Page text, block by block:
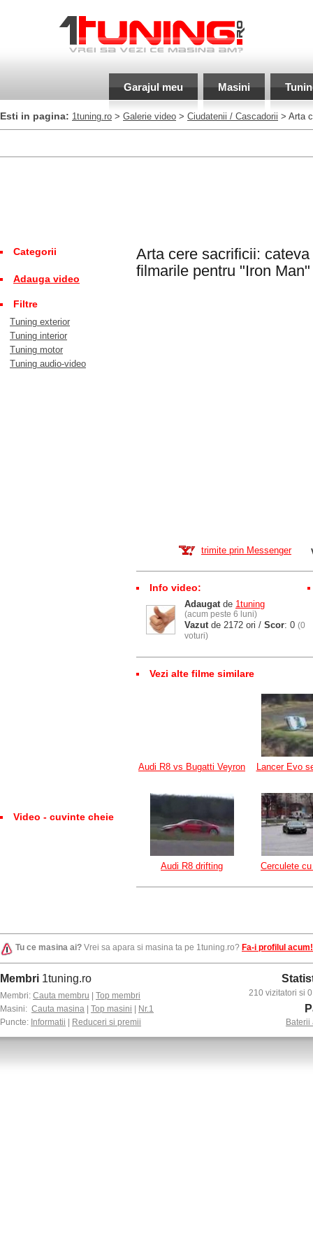
Garajul meu Masini
Esti in pagina: 1tuning.ro > Galerie video > Ciudatenii / Cascadorii > Arta
Categorii
Adauga video
Filtre
Tuning exterior
Tuning interior
Tuning motor
Tuning audio-video
Video - cuvinte cheie
Arta cere sacrificii:
filmarile pentru "Iron Man"
trimite prin Messenger
Info video:
Adaugatde 1tuning
(acum peste 6 luni)
Vazutde 2172 ori / Scor: 0 (0
voturi)
Vezi alte filme similare
Audi R8 vs Bugatti Veyron Lancer Evo
Audi R8 drifting Cerculete
Tu ce masina ai? Vrei sa apara si masina ta pe 1tuning.ro? Fa-i profilul acum!
Membri 1tuning.ro
Membri: Cauta membru
Top membri
Masini: Cauta masina Top masini
Nr.1
Puncte: Informatii Reduceri si premii
210 vizitatori si